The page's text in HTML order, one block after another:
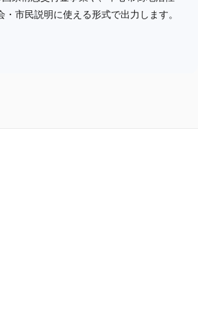
市民説明に使える形式で出力します。